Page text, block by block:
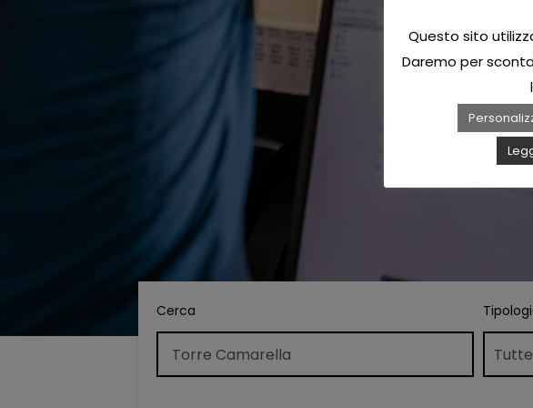
Cerca
Questo sito
Daremo per